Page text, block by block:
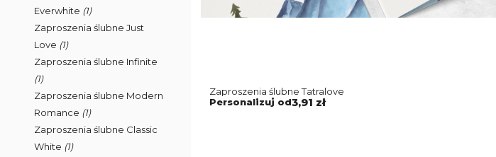
Everwhite (1)
Zaproszenia ślubne Just
Love (1)
Zaproszenia ślubne Infinite
(1)
Zaproszenia ślubne Modern
Romance (1)
Zaproszenia ślubne Classic
White (1)
Zaproszenia ślubne Tatralove
Personalizuj od3,91 zł